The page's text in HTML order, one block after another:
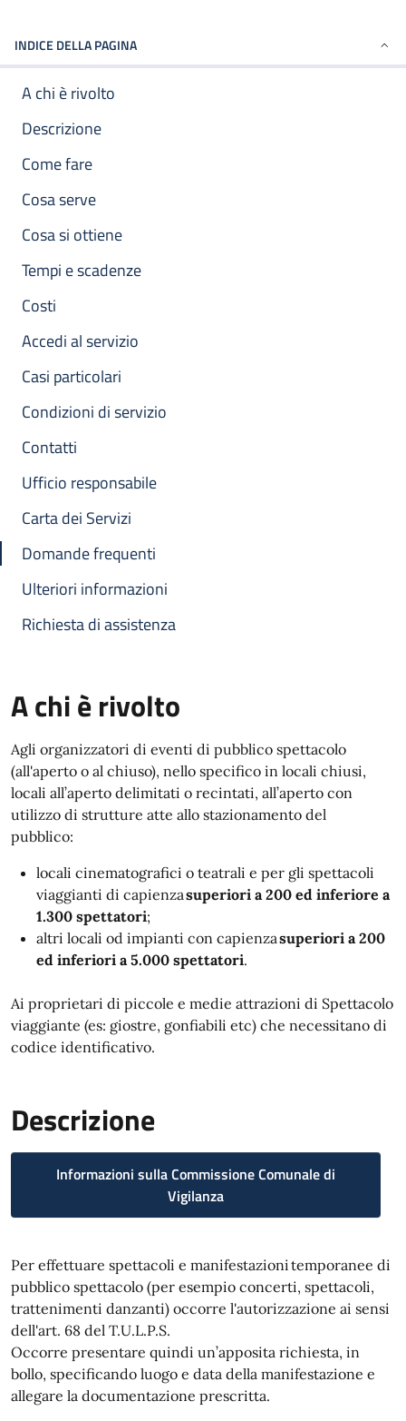
INDICE DELLA PAGINA
A chi è rivolto
Descrizione
Come fare
Cosa serve
Cosa si ottiene
Tempi e scadenze
Costi
Accedi al servizio
Casi particolari
Condizioni di servizio
Contatti
Ufficio responsabile
Carta dei Servizi
Domande frequenti
Ulteriori informazioni
Richiesta di assistenza
A chi è rivolto
Agli organizzatori di eventi di pubblico spettacolo
(all'aperto o al chiuso), nello specifico in locali chiusi,
locali all’aperto delimitati o recintati, all’aperto con
utilizzo di strutture atte allo stazionamento del
pubblico:
locali cinematografici o teatrali e per gli spettacoli
viaggianti di capienzasuperiori a 200 ed inferiore a
1.300 spettatori;
altri locali od impianti con capienzasuperiori a 200
ed inferiori a 5.000 spettatori.
Ai proprietari di piccole e medie attrazioni di Spettacolo
viaggiante (es: giostre, gonfiabili etc) che necessitano di
codice identificativo.
Descrizione
Informazioni sulla Commissione Comunale di
Vigilanza
Per effettuare spettacoli e manifestazioni temporanee di
pubblico spettacolo (per esempio concerti, spettacoli,
trattenimenti danzanti) occorre l'autorizzazione ai sensi
dell'art. 68 del T.U.L.P.S.
Occorre presentare quindi un’apposita richiesta, in
bollo, specificando luogo e data della manifestazione e
allegare la documentazione prescritta.